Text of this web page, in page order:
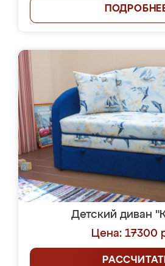
Детский диван
Цена: 17300